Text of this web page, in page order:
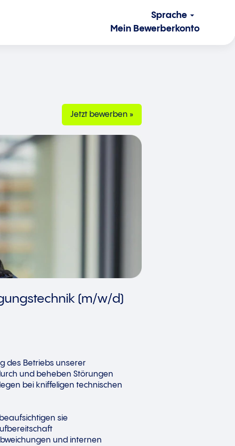
Sprache
Mein Bewerberkonto
Jetzt bewerben »
(m/w/d)
des Betriebs unserer
und beheben Störungen
bei kniffeligen technischen
sie
und internen